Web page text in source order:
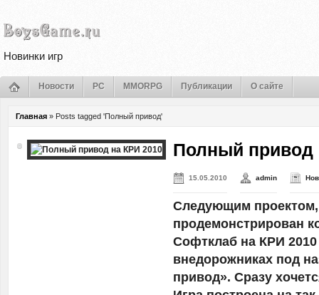
Новинки игр
Новости PC MMORPG Публикации О сайте
Главная » Posts tagged 'Полный привод'
Полный привод
15.05.2010 admin
Следующим
продемонстрирован
Софтклаб на КРИ 2010
внедорожниках под
привод». Сразу